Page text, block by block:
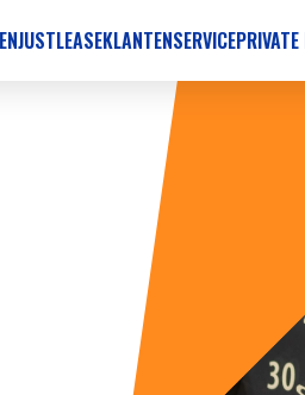
JUSTLEASEKLANTENSERVICE